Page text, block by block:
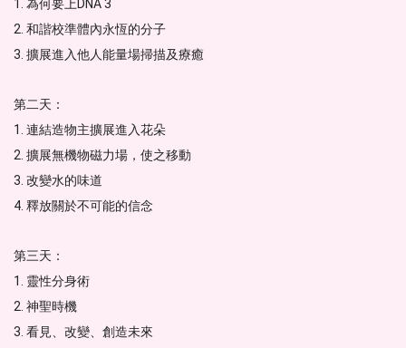
1. 為何要上DNA 3
2. 和諧校準體內永恆的分子
3. 擴展進入他人能量場掃描及療癒
第二天：
1. 連結造物主擴展進入花朵
2. 擴展無機物磁力場，使之移動
3. 改變水的味道
4. 釋放關於不可能的信念
第三天：
1. 靈性分身術
2. 神聖時機
3. 看見、改變、創造未來